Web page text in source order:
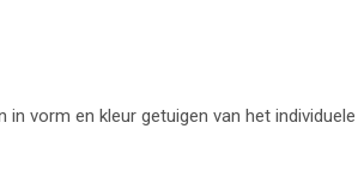
vorm en kleur getuigen van het